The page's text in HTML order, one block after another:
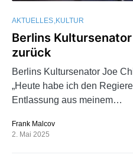
AKTUELLES KULTUR
Berlins
zurück
Berlins Kultursenator Joe
„Heute habe ich den
Entlassung aus meinem…
Frank Malcov
2. Mai 2025